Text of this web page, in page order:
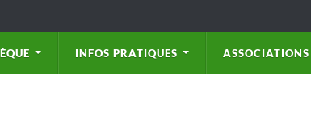
INFOS PRATIQUES ASSOCIATIONS